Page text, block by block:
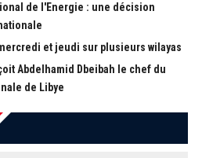
de l'Energie : une décision
et jeudi sur plusieurs wilayas
Abdelhamid Dbeibah le chef du
de Libye